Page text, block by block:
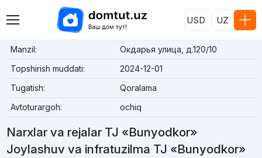
USD UZ
Manzil:
Окдарья улица, д.120/10
Topshirish muddati:
2024-12-01
Tugatish:
Qoralama
Avtoturargoh:
ochiq
Narxlar va rejalar TJ «Bunyodkor»
Joylashuv va infratuzilma TJ «Bunyodkor»